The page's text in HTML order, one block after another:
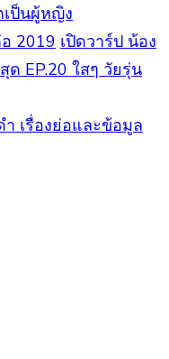
ป็นผู้หญิง
เปิดวาร์ป น้อง
EP.20 ใสๆ วัยรุ่น
เรื่องย่อและข้อมูล